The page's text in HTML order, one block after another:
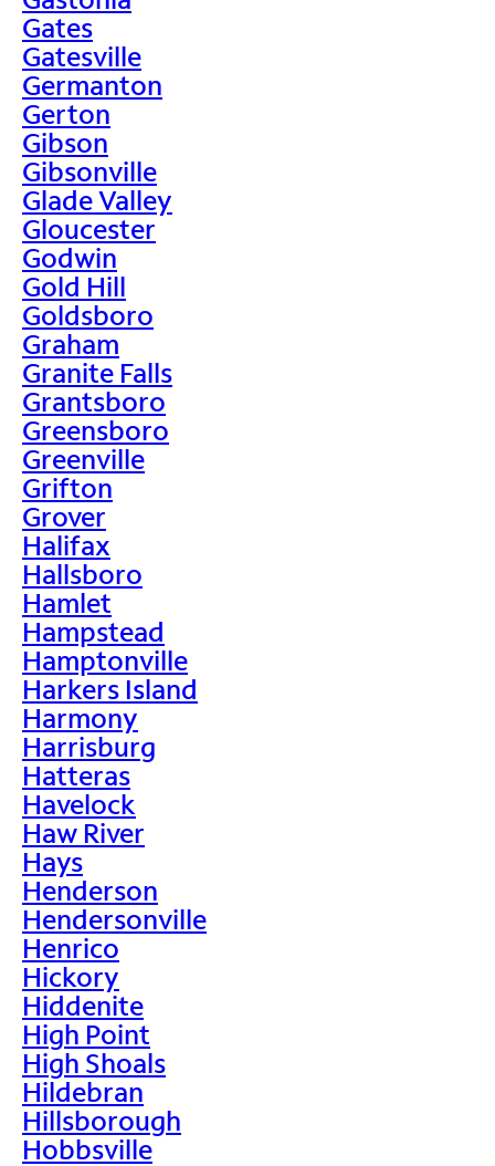
Gates
Gatesville
Germanton
Gerton
Gibson
Gibsonville
Glade Valley
Gloucester
Godwin
Gold Hill
Goldsboro
Graham
Granite Falls
Grantsboro
Greensboro
Greenville
Grifton
Grover
Halifax
Hallsboro
Hamlet
Hampstead
Hamptonville
Harkers Island
Harmony
Harrisburg
Hatteras
Havelock
Haw River
Hays
Henderson
Hendersonville
Henrico
Hickory
Hiddenite
High Point
High Shoals
Hildebran
Hillsborough
Hobbsville